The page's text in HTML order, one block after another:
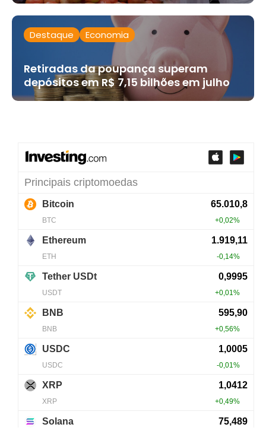
Destaque Economia
Retiradas da poupança superam
depósitos em R$ 7,15 bilhões em julho